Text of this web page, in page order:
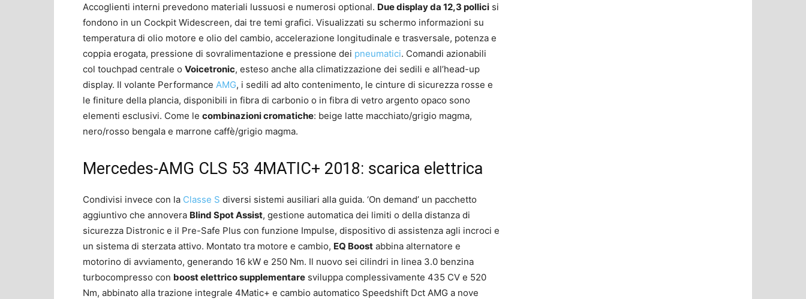
Accoglienti interni prevedono materiali lussuosi e numerosi optional. Due display da 12,3 pollici si
fondono in un Cockpit Widescreen, dai tre temi grafici. Visualizzati su schermo informazioni su
temperatura di olio motore e olio del cambio, accelerazione longitudinale e trasversale, potenza e
coppia erogata, pressione di sovralimentazione e pressione dei pneumatici. Comandi azionabili
col touchpad centrale o Voicetronic, esteso anche alla climatizzazione dei sedili e all’head-up
display. Il volante Performance AMG, i sedili ad alto contenimento, le cinture di sicurezza rosse e
le finiture della plancia, disponibili in fibra di carbonio o in fibra di vetro argento opaco sono
elementi esclusivi. Come le combinazioni cromatiche: beige latte macchiato/grigio magma,
nero/rosso bengala e marrone caffè/grigio magma.
Mercedes-AMG CLS 53 4MATIC+ 2018: scarica elettrica
Condivisi invece con la Classe S diversi sistemi ausiliari alla guida. ‘On demand’ un pacchetto
aggiuntivo che annovera Blind Spot Assist, gestione automatica dei limiti o della distanza di
sicurezza Distronic e il Pre-Safe Plus con funzione Impulse, dispositivo di assistenza agli incroci e
un sistema di sterzata attivo. Montato tra motore e cambio, EQ Boost abbina alternatore e
motorino di avviamento, generando 16 kW e 250 Nm. Il nuovo sei cilindri in linea 3.0 benzina
turbocompresso con boost elettrico supplementare sviluppa complessivamente 435 CV e 520
Nm, abbinato alla trazione integrale 4Matic+ e cambio automatico Speedshift Dct AMG a nove